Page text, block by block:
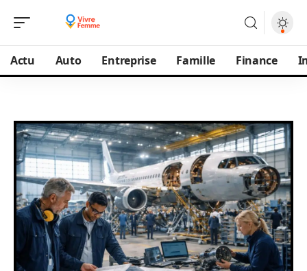
Actu Auto Entreprise Famille Finance